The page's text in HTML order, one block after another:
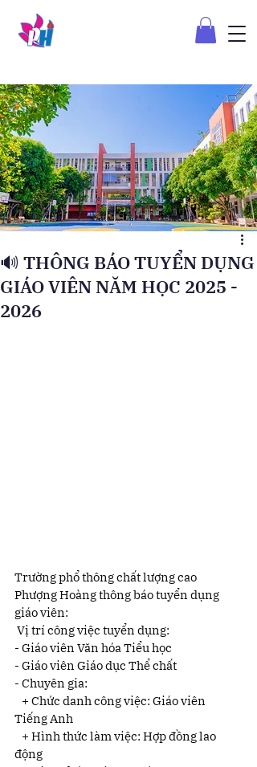
🔊 THÔNG BÁO TUYỂN DỤNG
GIÁO VIÊN NĂM HỌC 2025 -
2026
Trường phổ thông chất lượng cao
Phượng Hoàng thông báo tuyển dụng
giáo viên:
Vị trí công việc tuyển dụng:
- Giáo viên Văn hóa Tiểu học
- Giáo viên Giáo dục Thể chất
- Chuyên gia:
+ Chức danh công việc: Giáo viên
Tiếng Anh
+ Hình thức làm việc: Hợp đồng lao
động